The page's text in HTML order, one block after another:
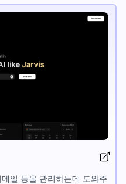
일 등을 관리하는데 도와주